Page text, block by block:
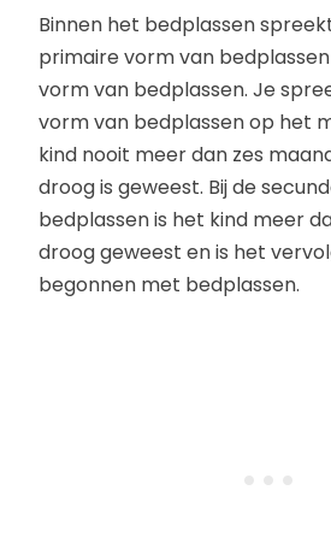
Binnen het bedplassen
primaire vorm van
vorm van bedplassen. Je
vorm van bedplassen op het
kind nooit meer dan zes
droog is geweest. Bij de
bedplassen is het kind meer
droog geweest en is het
begonnen met bedplassen.